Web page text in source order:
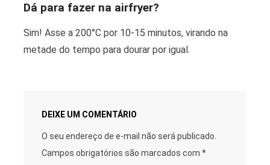
Dá para fazer na airfryer?
Sim! Asse a 200°C por 10-15 minutos, virando na
metade do tempo para dourar por igual.
DEIXE UM COMENTÁRIO
O seu endereço de e-mail não será publicado.
Campos obrigatórios são marcados com *